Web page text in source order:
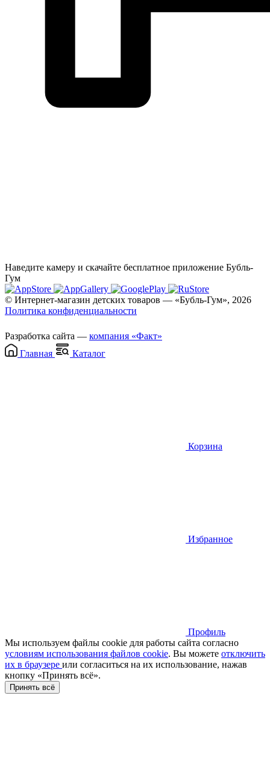
Наведите камеру и скачайте бесплатное приложение Бубль-
Гум
© Интернет-магазин детских товаров — «Бубль-Гум», 2026
Политика конфиденциальности
Разработка сайта — компания «Факт»
Главная
Каталог
Корзина
Избранное
Профиль
Мы используем файлы cookie для работы сайта согласно
условиям использования файлов cookie. Вы можете отключить
их в браузере или cогласиться на их использование, нажав
кнопку «Принять всё».
Принять всё